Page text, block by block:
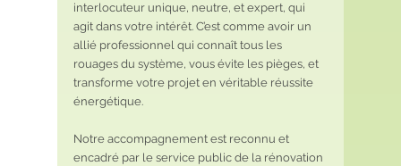
interlocuteur unique, neutre, et expert, qui
agit dans votre intérêt. C’est comme avoir un
allié professionnel qui connaît tous les
rouages du système, vous évite les pièges, et
transforme votre projet en véritable réussite
énergétique.
Notre accompagnement est reconnu et
encadré par le service public de la rénovation